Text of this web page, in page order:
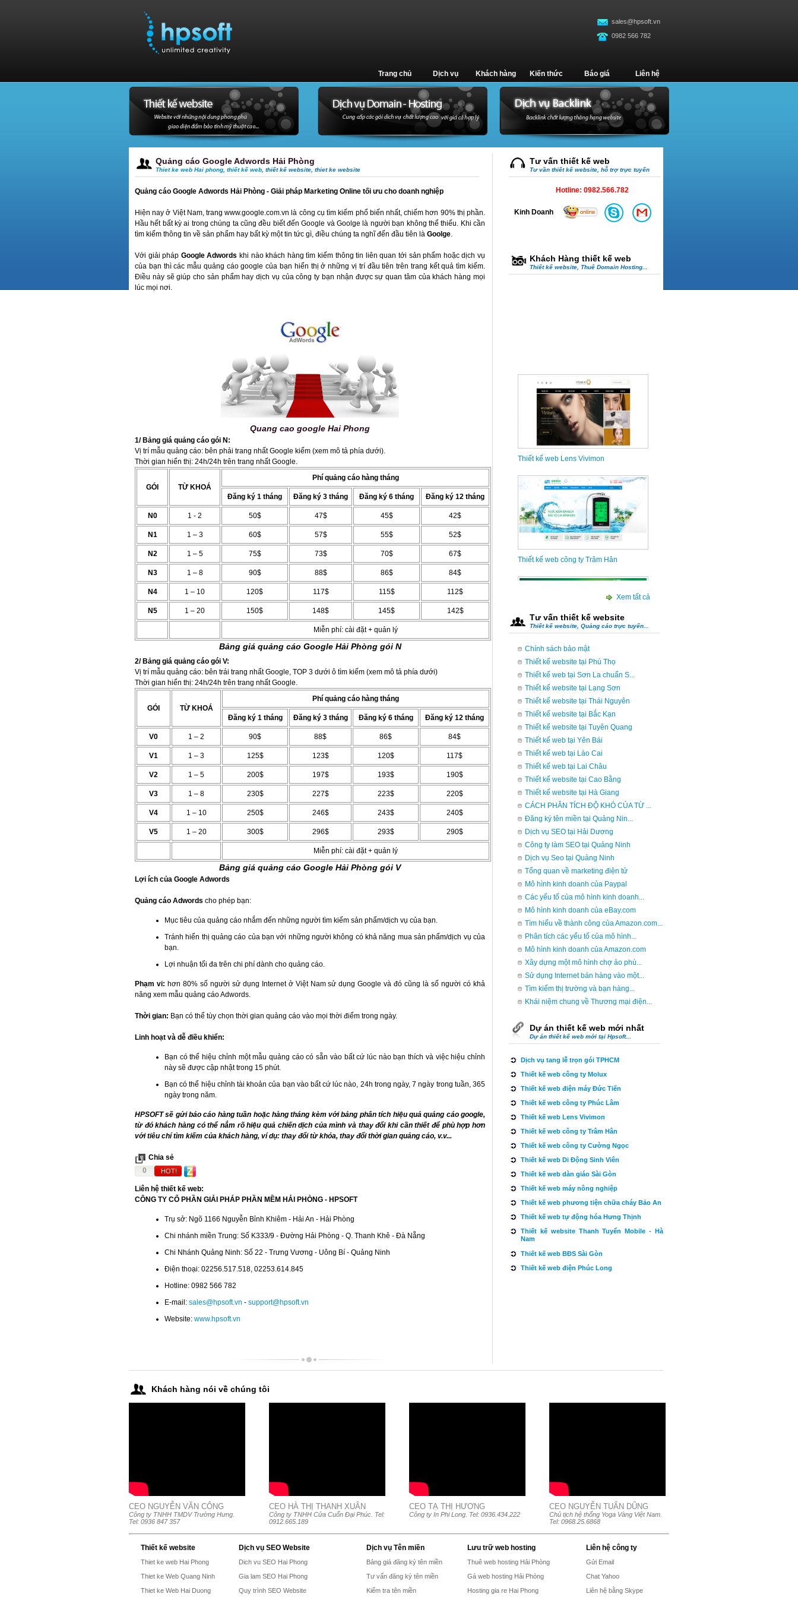
sales@hpsoft.vn
0982 566 782
Trang chủ Dịch vụ Khách hàng Kiến thức Báo giá Liên hệ
Quảng cáo Google Adwords Hải Phòng
Thiet ke web Hai phong thiết kế web , thiết kế website, thiet ke website
Quảng cáo Google Adwords Hải Phòng - Giải pháp Marketing Online tối ưu cho doanh nghiệp
Hiện nay ở Việt Nam, trang www.google.com.vn là công cụ tìm kiếm phổ biến nhất, chiếm hơn 90% thị phần.
Hầu hết bất kỳ ai trong chúng ta cũng đều biết đến Google và Goolge là người bạn không thể thiếu. Khi cần
tìm kiếm thông tin về sản phẩm hay bất kỳ một tin tức gì, điều chúng ta nghĩ đến đầu tiên là Goolge.
Với giải pháp Google Adwords khi nào khách hàng tìm kiếm thông tin liên quan tới sản phẩm hoặc dịch vụ
của bạn thì các mẫu quảng cáo google của bạn hiển thị ở những vị trí đầu tiên trên trang kết quả tìm kiếm.
Điều này sẽ giúp cho sản phẩm hay dịch vụ của công ty bạn nhận được sự quan tâm của khách hàng mọi
lúc mọi nơi.
Quang cao google Hai Phong
1/ Bảng giá quảng cáo gói N:
Vị trí mẫu quảng cáo: bên phải trang nhất Google kiếm (xem mô tả phía dưới).
Thời gian hiển thị: 24h/24h trên trang nhất Google.
GÓI TỪ KHOÁ
Phí quảng cáo hàng tháng
Đăng ký 1 tháng Đăng ký 3 tháng Đăng ký 6 tháng Đăng ký 12 tháng
N0 1 - 2 50$ 47$ 45$ 42$
N1 1 – 3 60$ 57$ 55$ 52$
N2 1 – 5 75$ 73$ 70$ 67$
N3 1 – 8 90$ 88$ 86$ 84$
N4 1 – 10 120$ 117$ 115$ 112$
N5 1 – 20 150$ 148$ 145$ 142$
Miễn phí: cài đặt + quản lý
Bảng giá quảng cáo Google Hải Phòng gói N
2/ Bảng giá quảng cáo gói V:
Vị trí mẫu quảng cáo: bên trái trang nhất Google, TOP 3 dưới ô tìm kiếm (xem mô tả phía dưới)
Thời gian hiển thị: 24h/24h trên trang nhất Google.
GÓI TỪ KHOÁ
Phí quảng cáo hàng tháng
Đăng ký 1 tháng Đăng ký 3 tháng Đăng ký 6 tháng Đăng ký 12 tháng
V0 1 – 2 90$ 88$ 86$ 84$
V1 1 – 3 125$ 123$ 120$ 117$
V2 1 – 5 200$ 197$ 193$ 190$
V3 1 – 8 230$ 227$ 223$ 220$
V4 1 – 10 250$ 246$ 243$ 240$
V5 1 – 20 300$ 296$ 293$ 290$
Miễn phí: cài đặt + quản lý
Bảng giá quảng cáo Google Hải Phòng gói V
Lợi ích của Google Adwords
Quảng cáo Adwords cho phép bạn:
Mục tiêu của quảng cáo nhắm đến những người tìm kiếm sản phẩm/dịch vụ của bạn.
Tránh hiển thị quảng cáo của bạn với những người không có khả năng mua sản phẩm/dịch vụ của
bạn.
Lợi nhuận tối đa trên chi phí dành cho quảng cáo.
Phạm vi: hơn 80% số người sử dụng Internet ở Việt Nam sử dụng Google và đó cũng là số người có khả
năng xem mẫu quảng cáo Adwords.
Thời gian: Bạn có thể tùy chọn thời gian quảng cáo vào mọi thời điểm trong ngày.
Linh hoạt và dễ điều khiển:
Bạn có thể hiệu chỉnh một mẫu quảng cáo có sẵn vào bất cứ lúc nào bạn thích và việc hiệu chỉnh
này sẽ được cập nhật trong 15 phút.
Bạn có thể hiệu chỉnh tài khoản của bạn vào bất cứ lúc nào, 24h trong ngày, 7 ngày trong tuần, 365
ngày trong năm.
HPSOFT sẽ gửi báo cáo hàng tuần hoặc hàng tháng kèm với bảng phân tích hiệu quả quảng cáo google,
từ đó khách hàng có thể nắm rõ hiệu quả chiến dịch của mình và thay đổi khi cần thiết để phù hợp hơn
với tiêu chí tìm kiếm của khách hàng, ví dụ: thay đổi từ khóa, thay đổi thời gian quảng cáo, v.v...
Chia sẻ
0
HOT!
Liên hệ thiết kế web:
CÔNG TY CỔ PHẦN GIẢI PHÁP PHẦN MỀM HẢI PHÒNG - HPSOFT
Trụ sở: Ngõ 1166 Nguyễn Bỉnh Khiêm - Hải An - Hải Phòng
Chi nhánh miền Trung: Số K333/9 - Đường Hải Phòng - Q. Thanh Khê - Đà Nẵng
Chi Nhánh Quảng Ninh: Số 22 - Trưng Vương - Uông Bí - Quảng Ninh
Điện thoại: 02256.517.518, 02253.614.845
Hotline: 0982 566 782
E-mail: sales@hpsoft.vn - support@hpsoft.vn
Website: www.hpsoft.vn
Tư vấn thiết kế web
Tư vần thiết kế website, hỗ trợ trực tuyến
Hotline: 0982.566.782
Kinh Doanh
Khách Hàng thiết kế web
Thiết kế website, Thuê Domain Hosting...
Thiết kế web Lens Vivimon
Thiết kế web công ty Trâm Hân
Xem tất cả
Tư vấn thiết kế website
Thiết kế website, Quảng cáo trực tuyến...
Chính sách bảo mật
Thiết kế website tại Phú Thọ
Thiết kế web tại Sơn La chuẩn S...
Thiết kế website tại Lạng Sơn
Thiết kế website tại Thái Nguyên
Thiết kế website tại Bắc Kạn
Thiết kế website tại Tuyên Quang
Thiết kế web tại Yên Bái
Thiết kế web tại Lào Cai
Thiết kế web tại Lai Châu
Thiết kế website tại Cao Bằng
Thiết kế website tại Hà Giang
CÁCH PHÂN TÍCH ĐỘ KHÓ CỦA TỪ ...
Đăng ký tên miền tại Quảng Nin...
Dịch vụ SEO tại Hải Dương
Công ty làm SEO tại Quảng Ninh
Dịch vụ Seo tại Quảng Ninh
Tổng quan về marketing điện tử
Mô hình kinh doanh của Paypal
Các yếu tố của mô hình kinh doanh...
Mô hình kinh doanh của eBay.com
Tìm hiểu về thành công của Amazon.com...
Phân tích các yếu tố của mô hình...
Mô hình kinh doanh của Amazon.com
Xây dựng một mô hình chợ ảo phù...
Sử dụng Internet bán hàng vào một...
Tìm kiếm thị trường và bạn hàng...
Khái niệm chung về Thương mại điện...
Dự án thiết kế web mới nhất
Dự án thiết kế web mới tại Hpsoft...
Dịch vụ tang lễ trọn gói TPHCM
Thiết kế web công ty Molux
Thiết kế web điện máy Đức Tiến
Thiết kế web công ty Phúc Lâm
Thiết kế web Lens Vivimon
Thiết kế web công ty Trâm Hân
Thiết kế web công ty Cường Ngọc
Thiết kế web Di Động Sinh Viên
Thiết kế web dàn giáo Sài Gòn
Thiết kế web máy nông nghiệp
Thiết kế web phương tiện chữa cháy Bảo An
Thiết kế web tự động hóa Hưng Thịnh
Thiết kế website Thanh Tuyển Mobile - Hà
Nam
Thiết kế web BĐS Sài Gòn
Thiết kế web điện Phúc Long
Khách hàng nói về chúng tôi
CEO NGUYỄN VĂN CÔNG
Công ty TNHH TMDV Trường Hưng.
Tel: 0936 847 357
CEO HÀ THỊ THANH XUÂN
Công ty TNHH Cửa Cuốn Đại Phúc. Tel:
0912.665.189
CEO TẠ THỊ HƯƠNG
Công ty In Phi Long. Tel: 0936.434.222
CEO NGUYỄN TUẤN DŨNG
Chủ tịch hệ thống Yoga Vàng Việt Nam.
Tel: 0968.25.6868
Thiết kế website
Thiet ke web Hai Phong
Thiet ke Web Quang Ninh
Thiet ke Web Hai Duong
Dịch vụ SEO Website
Dich vu SEO Hai Phong
Gia lam SEO Hai Phong
Quy trình SEO Website
Dịch vụ Tên miền
Bảng giá đăng ký tên miền
Tư vấn đăng ký tên miền
Kiểm tra tên miền
Lưu trữ web hosting
Thuê web hosting Hải Phòng
Gá web hosting Hải Phòng
Hosting gia re Hai Phong
Liên hệ công ty
Gửi Email
Chat Yahoo
Liên hệ bằng Skype